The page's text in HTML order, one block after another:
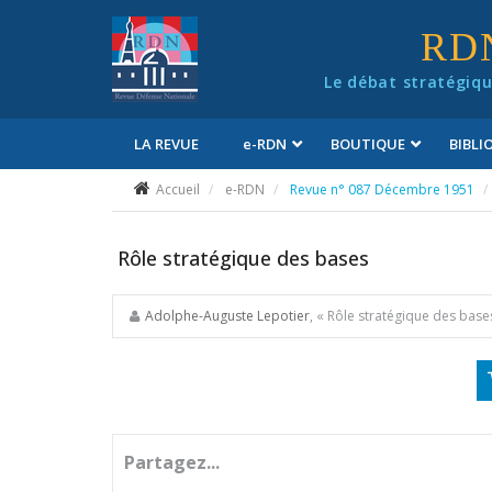
Le débat
LA REVUE e-RDN BOUTIQUE
Accueil e-RDN Revue n° 087 Décembre 1951
Rôle stratégique des bases
Adolphe-Auguste Lepotier, « Rôle stratégique des
Partagez...